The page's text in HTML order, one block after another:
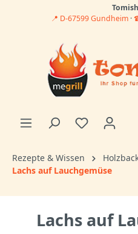
📍 D-67599 Gundheim ·
Rezepte & Wissen
Lachs auf Lauchgemüse
Lachs auf